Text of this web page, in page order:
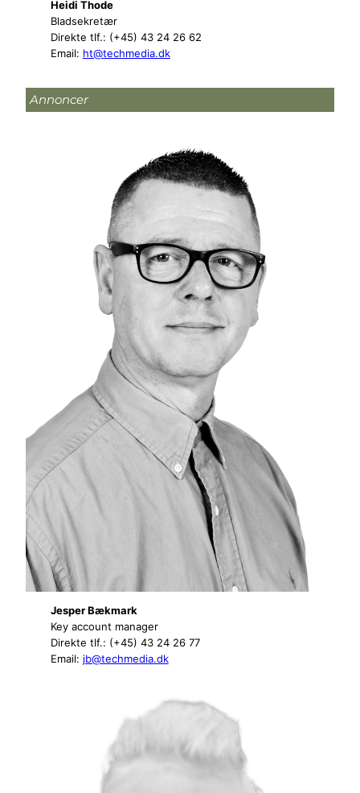
Heidi Thode
Bladsekretær
Direkte tlf.: (+45) 43 24 26 62
Email: ht@techmedia.dk
Annoncer
Jesper Bækmark
Key account manager
Direkte tlf.: (+45) 43 24 26 77
Email: jb@techmedia.dk